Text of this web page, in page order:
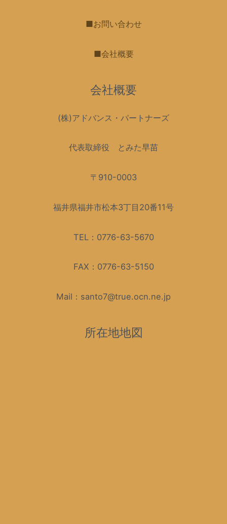
■お問い合わせ
■会社概要
会社概要
(株)アドバンス・パートナーズ
代表取締役 とみた早苗
〒910-0003
福井県福井市松本3丁目20番11号
TEL：0776-63-5670
FAX：0776-63-5150
Mail：santo7@true.ocn.ne.jp
所在地地図